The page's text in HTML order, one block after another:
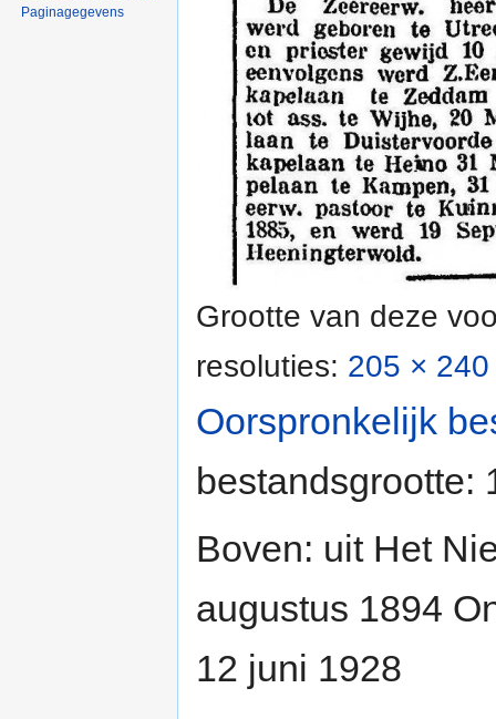
Grootte van deze
resoluties: 205 ×
Oorspronkelijk
bestandsgrootte:
Boven: uit Het
augustus 1894
12 juni 1928
Paginagegevens